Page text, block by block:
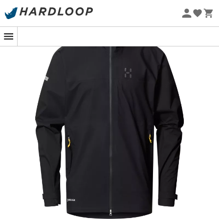
-5% Extra - Kode Summer5
omkring dig, men du forbliver tør og komfortabel.
Airak GTX Jacket
er din ultimative allierede
til alle dine udendørseventyr. Designet med det
legendariske 3-lags GORE-TEX stof beskytter denne
regnjakke dig mod de mest stædige byger, samtidig
med at den forbliver overraskende let. Takket være
GORE® C-KNIT™ Backer-teknologien får du en
enestående åndbarhed, der gør det muligt for dig at
forblive kølig, selv når dit hjerte banker hårdt.
Men det er ikke alt! Er du varm efter en intens
opstigning? Lynlåse under armene giver dig mulighed
for skræddersyet ventilation. Og for dem, der elsker
praktiske detaljer, er hætten hjelmkompatibel, og
kanterne er fuldt justerbare for en personlig pasform.